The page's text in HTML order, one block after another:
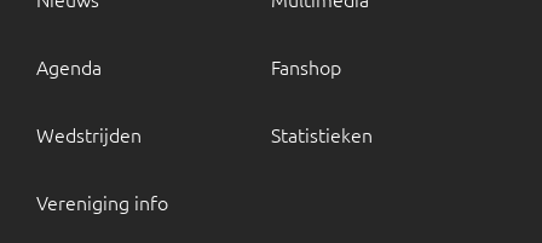
Agenda
Wedstrijden
Vereniging info
Fanshop
Statistieken